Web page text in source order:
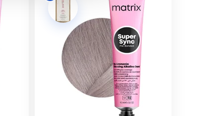
Tento výrobok nie je určený pre